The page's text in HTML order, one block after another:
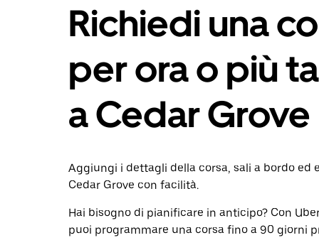
Richiedi una
per ora o più
a Cedar Grove
Aggiungi i dettagli della corsa, sali a bordo ed
Cedar Grove con facilità.
Hai bisogno di pianificare in anticipo? Con
puoi programmare una corsa fino a 90 giorni